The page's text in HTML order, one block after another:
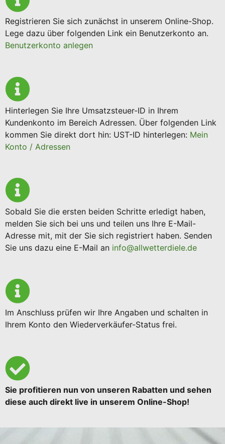
Registrieren Sie sich zunächst in unserem Online-Shop.
Lege dazu über folgenden Link ein Benutzerkonto an.
Benutzerkonto anlegen
Hinterlegen Sie Ihre Umsatzsteuer-ID in Ihrem
Kundenkonto im Bereich Adressen. Über folgenden Link
kommen Sie direkt dort hin: UST-ID hinterlegen: Mein
Konto / Adressen
Sobald Sie die ersten beiden Schritte erledigt haben,
melden Sie sich bei uns und teilen uns Ihre E-Mail-
Adresse mit, mit der Sie sich registriert haben. Senden
Sie uns dazu eine E-Mail an info@allwetterdiele.de
Im Anschluss prüfen wir Ihre Angaben und schalten in
Ihrem Konto den Wiederverkäufer-Status frei.
Sie profitieren nun von unseren Rabatten und sehen
diese auch direkt live in unserem Online-Shop!